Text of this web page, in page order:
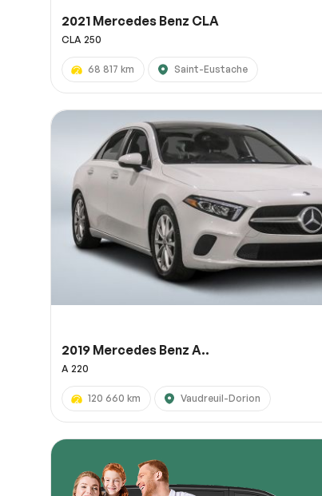
2021 Mercedes Benz CLA
CLA 250
68 817 km Saint-Eustache
2019 Mercedes Benz A..
A 220
120 660 km Vaudreuil-Dorion